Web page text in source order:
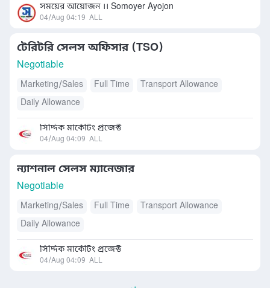
সময়ের আয়োজন ।। Somoyer Ayojon
04/Aug 04:19 ALL
টেরিটরি সেলস অফিসার (TSO)
Negotiable
Marketing/Sales Full Time
Transport Allowance
Daily Allowance
সিদ্দিক মার্কেটিং প্রজেক্ট
04/Aug 04:09 ALL
ন্যাশনাল সেলস ম্যানেজার
Negotiable
Marketing/Sales Full Time
Transport Allowance
Daily Allowance
সিদ্দিক মার্কেটিং প্রজেক্ট
04/Aug 04:09 ALL